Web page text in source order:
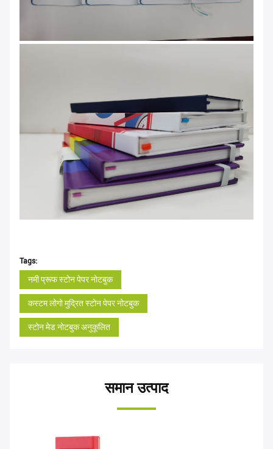
Tags:
नमी प्रूफ स्टोन पेपर नोटबुक
कस्टम लोगो मुद्रित स्टोन पेपर नोटबुक
स्टोन मेड नोटबुक अनुकूलित
समान उत्पाद